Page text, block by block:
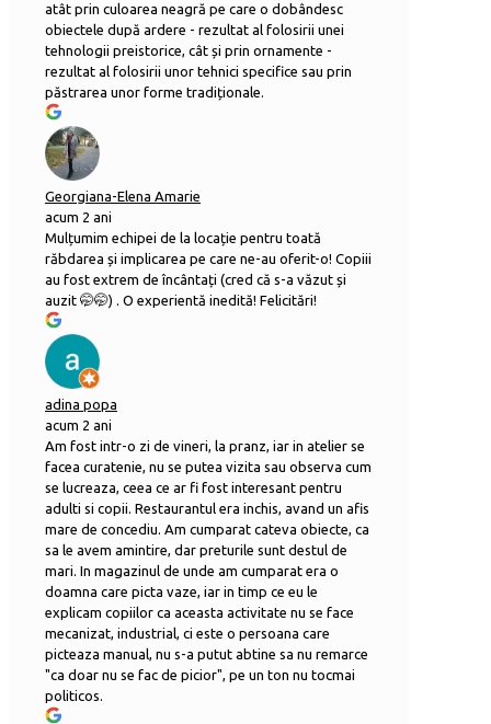
atât prin culoarea neagră pe care o dobândesc
obiectele după ardere - rezultat al folosirii unei
tehnologii preistorice, cât și prin ornamente -
rezultat al folosirii unor tehnici specifice sau prin
păstrarea unor forme tradiționale.
Georgiana-Elena Amarie
acum 2 ani
Mulțumim echipei de la locație pentru toată
răbdarea și implicarea pe care ne-au oferit-o! Copiii
au fost extrem de încântați (cred că s-a văzut și
auzit 🤭🤭) . O experientă inedită! Felicitări!
adina popa
acum 2 ani
Am fost intr-o zi de vineri, la pranz, iar in atelier se
facea curatenie, nu se putea vizita sau observa cum
se lucreaza, ceea ce ar fi fost interesant pentru
adulti si copii. Restaurantul era inchis, avand un afis
mare de concediu. Am cumparat cateva obiecte, ca
sa le avem amintire, dar preturile sunt destul de
mari. In magazinul de unde am cumparat era o
doamna care picta vaze, iar in timp ce eu le
explicam copiilor ca aceasta activitate nu se face
mecanizat, industrial, ci este o persoana care
picteaza manual, nu s-a putut abtine sa nu remarce
"ca doar nu se fac de picior", pe un ton nu tocmai
politicos.